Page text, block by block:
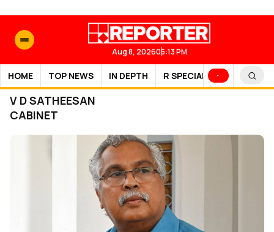
Aug 8, 202605:13 PM
HOME TOP NEWS IN DEPTH R SPECIAL SPORTS
V D SATHEESAN
CABINET